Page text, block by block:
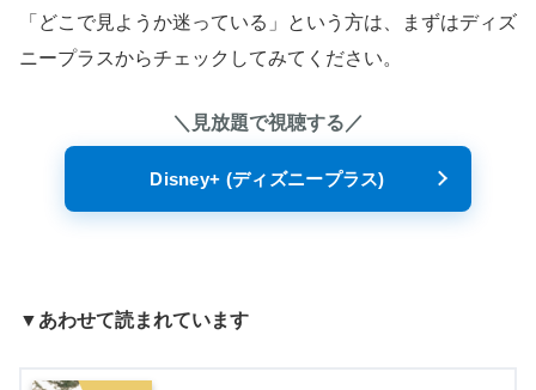
「どこで見ようか迷っている」という方は、まずはディズ
ニープラスからチェックしてみてください。
＼見放題で視聴する／
Disney+ (ディズニープラス)
▼あわせて読まれています